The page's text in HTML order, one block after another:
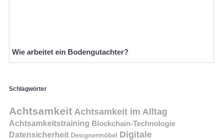
Wie arbeitet ein Bodengutachter?
Schlagwörter
Achtsamkeit Achtsamkeit im Alltag
Achtsamkeitstraining Blockchain-Technologie
Datensicherheit Designermöbel
Digitale